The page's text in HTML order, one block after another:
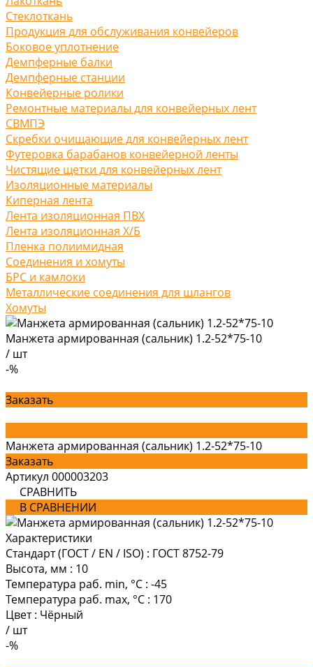
Стеклоткань
Продукция для обслуживания конвейеров
Боковое уплотнение
Демпферные балки
Демпферные станции
Конвейерные ролики
Ремонтные материалы для конвейерных лент
СВМПЭ
Скребки очищающие для конвейерных лент
Футеровка барабанов конвейерной ленты
Чистящие щетки для конвейерных лент
Изоляционные материалы
Киперная лента
Лента изоляционная ПВХ
Лента изоляционная Х/Б
Пленка полиимидная
Соединения и хомуты
БРС и камлоки
Металлические соединения для шлангов
Хомуты
Манжета армированная (сальник) 1.2-52*75-10
/ шт
-%
Заказать
Манжета армированная (сальник) 1.2-52*75-10
Заказать
Артикул 000003203
СРАВНИТЬ
В СРАВНЕНИИ
Характеристики
Стандарт (ГОСТ / EN / ISO) : ГОСТ 8752-79
Высота, мм : 10
Температура раб. min, °C : -45
Температура раб. max, °C : 170
Цвет : Чёрный
/ шт
-%